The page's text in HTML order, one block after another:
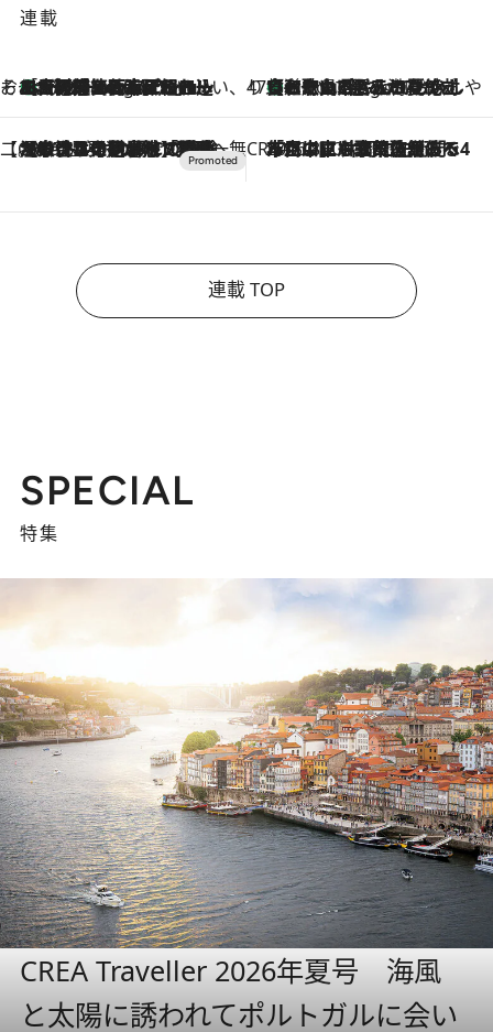
連載
そおだよおこの関西おいしい、おやつ紀行
8 Hours Ago
［大阪府箕面市］一皿一皿目の前で仕上げられる、料理を巧みに組み込んだアシェットデセールコース「ミチル アシェット デセール（Michiru assiette dessert）」 47都道府県の手みやげ ひんやりスイーツで夏を満喫
8 Hours Ago
【和歌山県】この夏絶対食べたい 冷やしておいしいおやつ3選 みかんがごろっと丸ごと入ったジュレ
【CREA×星野リゾート】唯一無二。癒しと発見が待つ場所へ
2026.8.7
【トンボの足水浴】ヒノキの香りに包まれて涼感マックス！約13℃の湧水かけ流しを避暑地「星野温泉 トンボの湯」で体験 CREA'S CHOICE
2026.8.7
「立川にも歌舞伎があるんだよ」 片岡仁左衛門・市川中車ら豪華座組みで4年目の立川立飛歌舞伎へ
連載 TOP
SPECIAL
特集
CREA Traveller 2026年夏号 海風
と太陽に誘われてポルトガルに会い